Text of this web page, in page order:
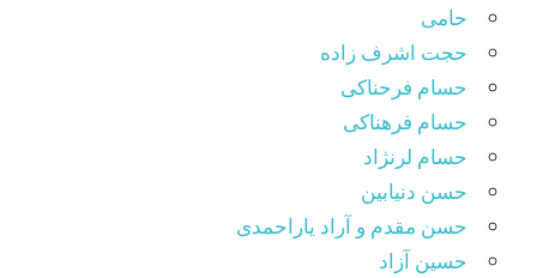
حامی
حجت اشرف زاده
حسام فرحناکی
حسام فرهناکی
حسام لرنژاد
حسن دنیابین
حسن مقدم و آراد یاراحمدی
حسین آزاد